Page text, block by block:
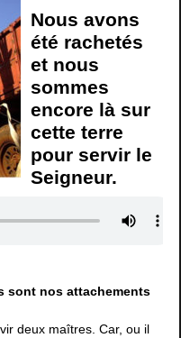
Nous avons
été rachetés
et nous
sommes
encore là sur
cette terre
pour servir le
Seigneur.
sont nos attachements
deux maîtres. Car, ou il